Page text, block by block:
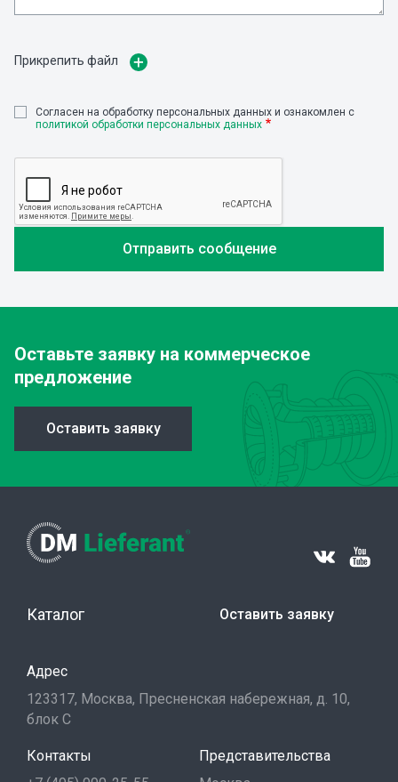
Прикрепить файл
Cогласен на обработку персональных данных и ознакомлен с
политикой обработки персональных данных
Оставьте заявку на коммерческое
предложение
Оставить заявку
Каталог Оставить заявку
Адрес
123317, Москва, Пресненская набережная, д. 10,
блок С
Контакты
Представительства